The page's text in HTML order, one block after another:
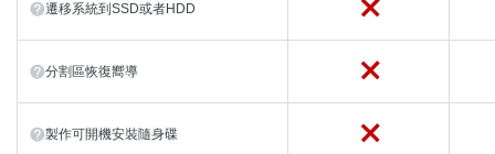
遷移系統到SSD或者HDD
分割區恢復嚮導
製作可開機安裝隨身碟